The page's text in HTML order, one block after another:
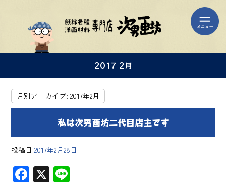
2017 2月
月別アーカイブ:2017年2月
私は次男画坊二代目店主です
投稿日 2017年2月28日
F X